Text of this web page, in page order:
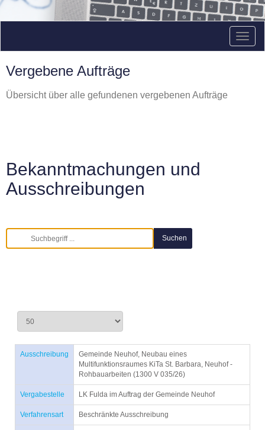
Vergebene Aufträge
Übersicht über alle gefundenen vergebenen Aufträge
Bekanntmachungen und
Ausschreibungen
Ausschreibung
Gemeinde Neuhof, Neubau eines
Multifunktionsraumes KiTa St. Barbara, Neuhof -
Rohbauarbeiten (1300 V 035/26)
Vergabestelle LK Fulda im Auftrag der Gemeinde Neuhof
Verfahrensart Beschränkte Ausschreibung